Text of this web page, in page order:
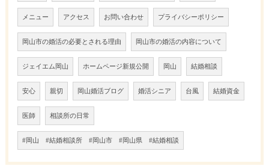
メニュー アクセス お問い合わせ プライバシーポリシー
岡山市の婚活の必要とされる理由 岡山市の婚活の内容について
ジェイエム岡山 ホームページ新規公開 岡山 結婚相談
安心 親切 岡山婚活ブログ 婚活シニア 台風 結婚資金
医師 相談所の日常
#岡山 #結婚相談所 #岡山市 #岡山県 #結婚相談